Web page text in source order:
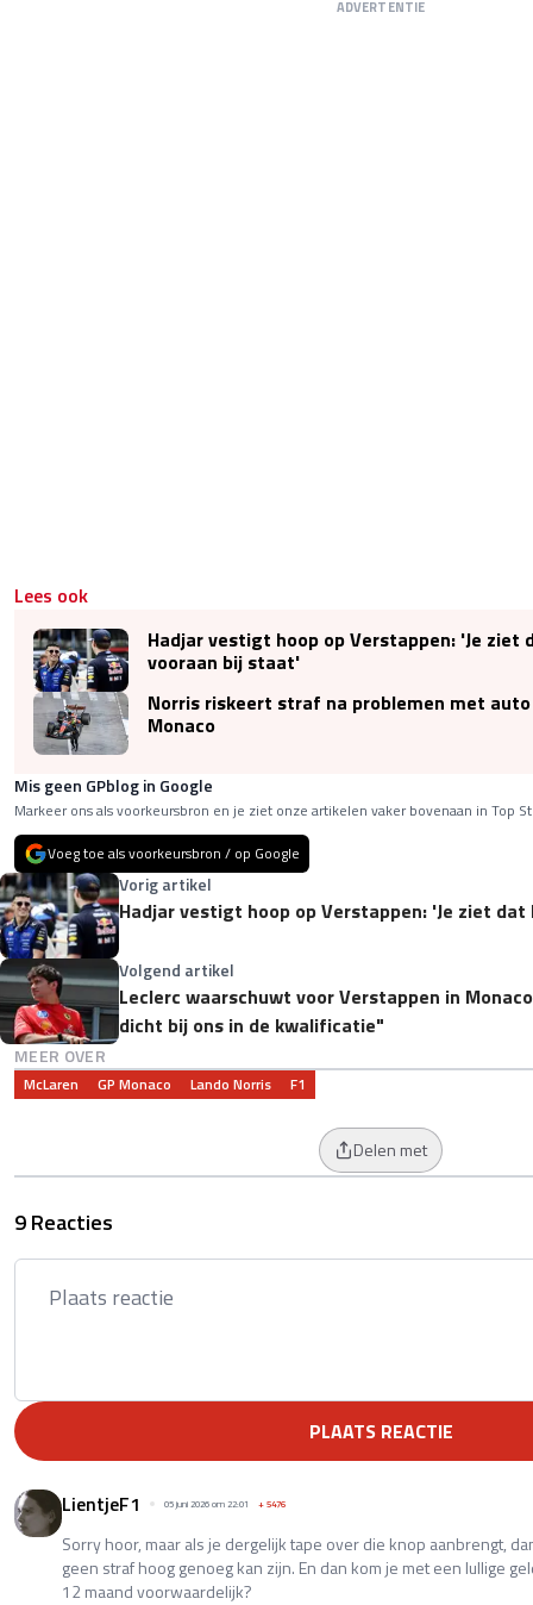
ADVERTENTIE
Lees ook
Hadjar vestigt hoop op Verstappen: 'Je ziet
vooraan bij staat'
Norris riskeert straf na problemen met auto
Monaco
Mis geen GPblog in Google
Markeer ons als voorkeursbron en je ziet onze artikelen vaker bovenaan in Top
Voeg toe als voorkeursbron / op Google
Vorig artikel
Hadjar vestigt hoop op Verstappen: 'Je ziet
Volgend artikel
Leclerc waarschuwt voor Verstappen in
dicht bij ons in de kwalificatie"
MEER OVER
McLaren GP Monaco Lando Norris F1
Delen met
9 Reacties
PLAATS REACTIE
LientjeF1 05 juni 2026 om 22:01 +5476
Sorry hoor, maar als je dergelijk tape over die knop aanbrengt,
geen straf hoog genoeg kan zijn. En dan kom je met een lullige
12 maand voorwaardelijk?